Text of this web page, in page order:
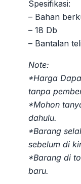
Spesifikasi:
– Bahan
– 18 Db
– Bantalan
Note:
*Harga
tanpa
*Mohon
dahulu.
*Barang
sebelum di
*Barang di
baru.